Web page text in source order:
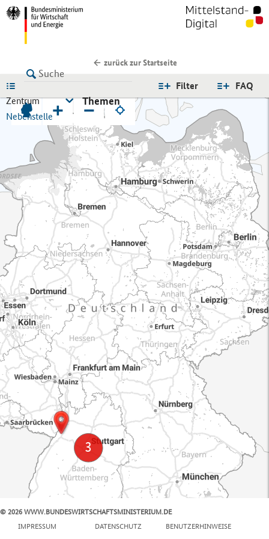
zurück zur Startseite
FAQ
Filter
Zentrum
Nebenstelle
Themen
+ −
© 2026 WWW.BUNDESWIRTSCHAFTSMINISTERIUM.DE
IMPRESSUM
DATENSCHUTZ BENUTZERHINWEISE